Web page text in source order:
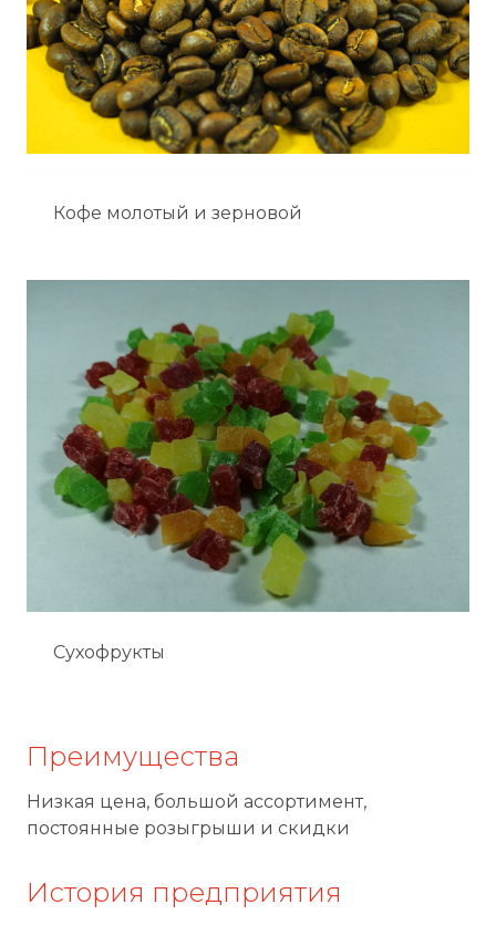
Кофе молотый и зерновой
Сухофрукты
Преимущества
Низкая цена, большой ассортимент,
постоянные розыгрыши и скидки
История предприятия